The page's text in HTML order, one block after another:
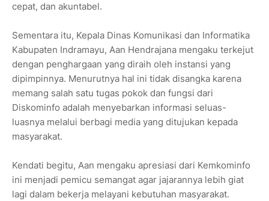
cepat, dan akuntabel.
Sementara itu, Kepala Dinas Komunikasi dan Informatika
Kabupaten Indramayu, Aan Hendrajana mengaku terkejut
dengan penghargaan yang diraih oleh instansi yang
dipimpinnya. Menurutnya hal ini tidak disangka karena
memang salah satu tugas pokok dan fungsi dari
Diskominfo adalah menyebarkan informasi seluas-
luasnya melalui berbagi media yang ditujukan kepada
masyarakat.
Kendati begitu, Aan mengaku apresiasi dari Kemkominfo
ini menjadi pemicu semangat agar jajarannya lebih giat
lagi dalam bekerja melayani kebutuhan masyarakat.